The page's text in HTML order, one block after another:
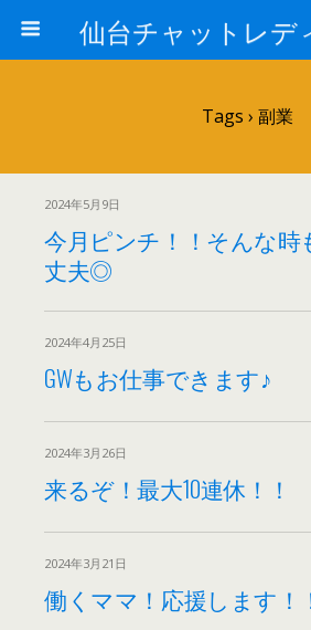
Tags › 副業
2024年5月9日
今月ピンチ！！そんな時
丈夫◎
2024年4月25日
GWもお仕事できます♪
2024年3月26日
来るぞ！最大10連休！！
2024年3月21日
働くママ！応援します